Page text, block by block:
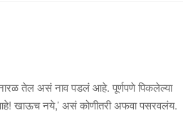
तेल असं नाव पडलं आहे. पूर्णपणे पिकलेल्या
आहे! खाऊच नये,’ असं कोणीतरी अफवा पसरवलंय.